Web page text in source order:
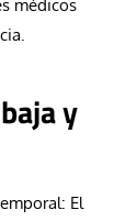
médicos
y
El